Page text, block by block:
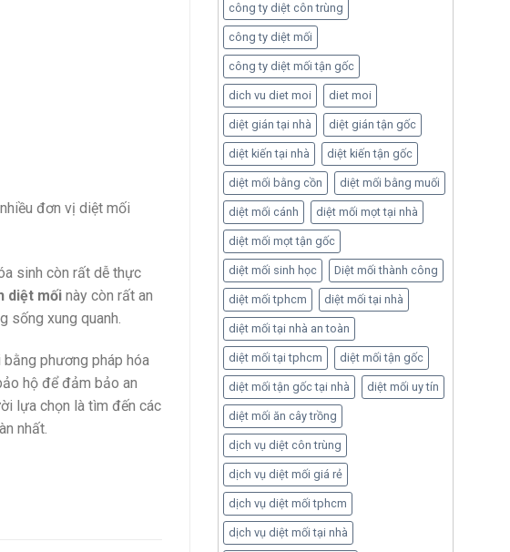
đơn vị diệt mối
sinh còn rất dễ thực
diệt mối này còn rất an
sống xung quanh.
phương pháp hóa
hộ để đảm bảo an
lựa chọn là tìm đến các
nhất.
công ty diệt côn trùng
công ty diệt mối
công ty diệt mối tận gốc
dich vu diet moi diet moi
diệt gián tại nhà diệt gián tận gốc
diệt kiến tại nhà diệt kiến tận gốc
diệt mối bằng cồn diệt mối bằng muối
diệt mối cánh diệt mối mọt tại nhà
diệt mối mọt tận gốc
diệt mối sinh học Diệt mối thành công
diệt mối tphcm diệt mối tại nhà
diệt mối tại nhà an toàn
diệt mối tại tphcm diệt mối tận gốc
diệt mối tận gốc tại nhà diệt mối uy tín
diệt mối ăn cây trồng
dịch vụ diệt côn trùng
dịch vụ diệt mối giá rẻ
dịch vụ diệt mối tphcm
dịch vụ diệt mối tại nhà